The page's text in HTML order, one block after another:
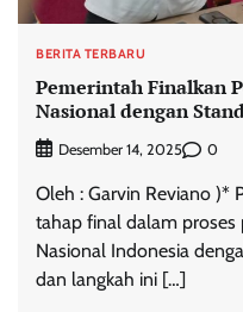
BERITA TERBARU
Pemerintah Finalkan
Nasional dengan
Desember 14, 2025 0
Oleh : Garvin Reviano )*
tahap final dalam proses
Nasional Indonesia
dan langkah ini […]